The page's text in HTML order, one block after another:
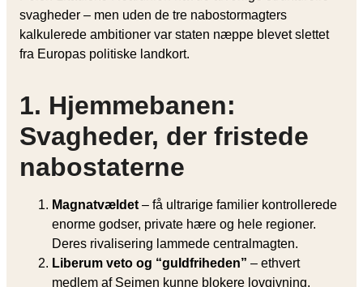
svagheder – men uden de tre nabostormagters
kalkulerede ambitioner var staten næppe blevet slettet
fra Europas politiske landkort.
1. Hjemmebanen:
Svagheder, der fristede
nabostaterne
Magnatvældet – få ultrarige familier kontrollerede
enorme godser, private hære og hele regioner.
Deres rivalisering lammede centralmagten.
Liberum veto og “guld­friheden” – ethvert
medlem af Sejmen kunne blokere lovgivning.